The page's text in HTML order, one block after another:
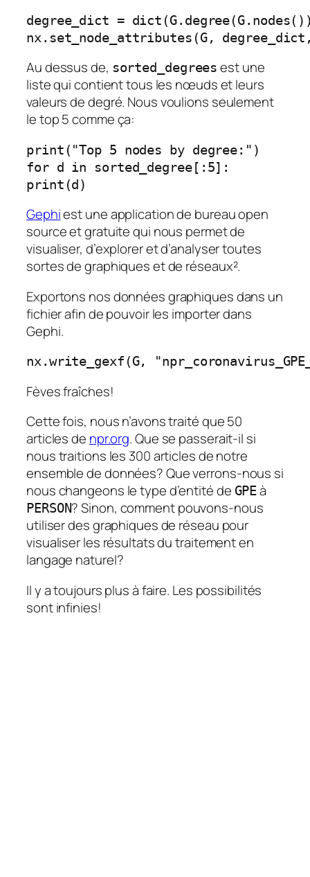
degree_dict =
nx.set_node_attributes(G,
Au dessus de, sorted_degrees est une
liste qui contient tous les nœuds et leurs
valeurs de degré. Nous voulions seulement
le top 5 comme ça:
print("Top 5 nodes by degree:")
for d in sorted_degree[:5]:
print(d)
Gephiest une application de bureau open
source et gratuite qui nous permet de
visualiser, d’explorer et d’analyser toutes
sortes de graphiques et de réseaux².
Exportons nos données graphiques dans un
fichier afin de pouvoir les importer dans
Gephi.
nx.write_gexf(G,
Fèves fraîches!
Cette fois, nous n’avons traité que 50
articles de npr.org. Que se passerait-il si
nous traitions les 300 articles de notre
ensemble de données? Que verrons-nous si
nous changeons le type d’entité de GPEà
PERSON? Sinon, comment pouvons-nous
utiliser des graphiques de réseau pour
visualiser les résultats du traitement en
langage naturel?
Il y a toujours plus à faire. Les possibilités
sont infinies!